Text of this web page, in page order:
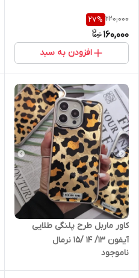
220,000
27%
160,000
افزودن به سبد
کاور ماربل طرح پلنگی طلایی
آیفون 13/ 14 /15 نرمال
ناموجود